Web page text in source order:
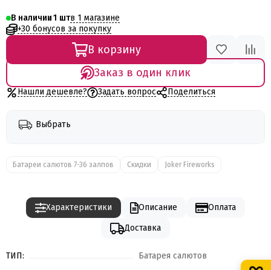
В наличии1
в 1 магазине
+30 бонусов за покупку
В корзину
Заказ в один клик
Нашли дешевле? Задать вопрос Поделиться
Выбрать
Батареи салютов 7-36 залпов Скидки Joker Fireworks
Характеристики Описание
Оплата
Доставка
ТИП:
Батарея салютов